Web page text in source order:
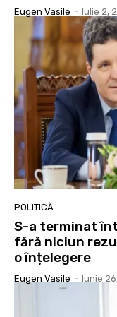
Eugen Vasile - Iulie 2,
POLITICĂ
S-a terminat
fără niciun
o înțelegere
Eugen Vasile - Iunie